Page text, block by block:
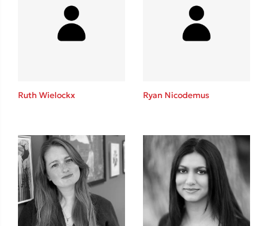
Ruth Wielockx Ryan Nicodemus